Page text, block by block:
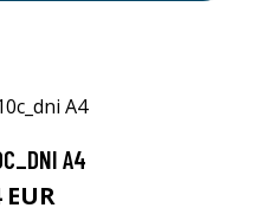
A4
EUR